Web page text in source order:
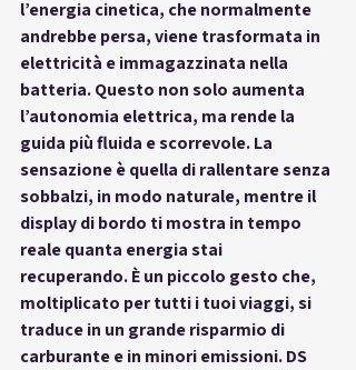
l’energia cinetica, che normalmente
andrebbe persa, viene trasformata in
elettricità e immagazzinata nella
batteria. Questo non solo aumenta
l’autonomia elettrica, ma rende la
guida più fluida e scorrevole. La
sensazione è quella di rallentare senza
sobbalzi, in modo naturale, mentre il
display di bordo ti mostra in tempo
reale quanta energia stai
recuperando. È un piccolo gesto che,
moltiplicato per tutti i tuoi viaggi, si
traduce in un grande risparmio di
carburante e in minori emissioni. DS